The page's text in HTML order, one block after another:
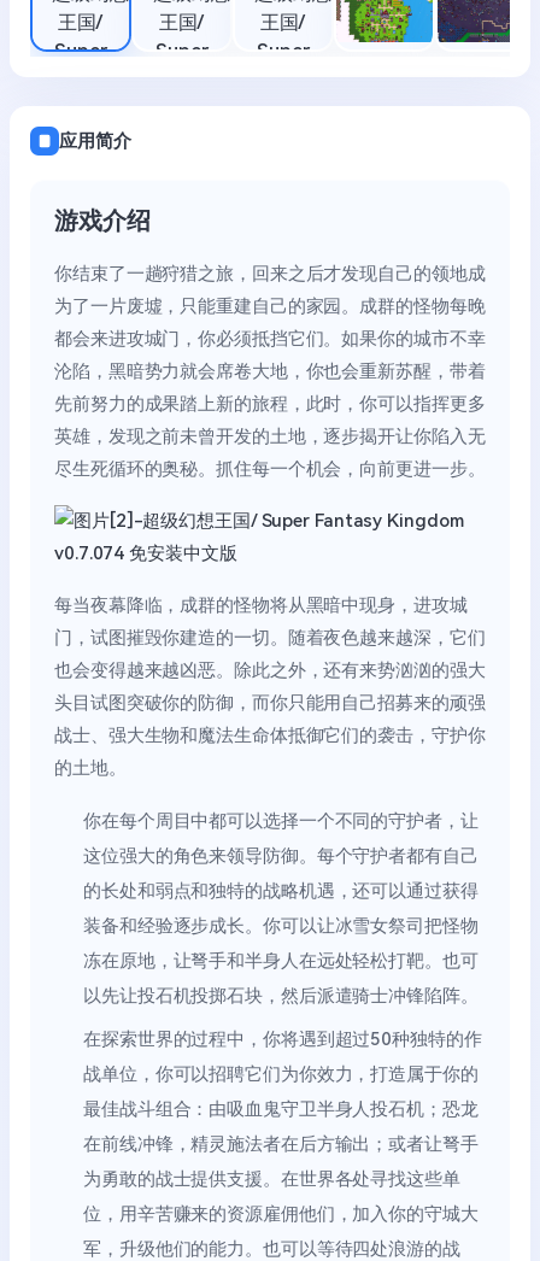
应用简介
游戏介绍
你结束了一趟狩猎之旅，回来之后才发现自己的领地成
为了一片废墟，只能重建自己的家园。成群的怪物每晚
都会来进攻城门，你必须抵挡它们。如果你的城市不幸
沦陷，黑暗势力就会席卷大地，你也会重新苏醒，带着
先前努力的成果踏上新的旅程，此时，你可以指挥更多
英雄，发现之前未曾开发的土地，逐步揭开让你陷入无
尽生死循环的奥秘。抓住每一个机会，向前更进一步。
每当夜幕降临，成群的怪物将从黑暗中现身，进攻城
门，试图摧毁你建造的一切。随着夜色越来越深，它们
也会变得越来越凶恶。除此之外，还有来势汹汹的强大
头目试图突破你的防御，而你只能用自己招募来的顽强
战士、强大生物和魔法生命体抵御它们的袭击，守护你
的土地。
你在每个周目中都可以选择一个不同的守护者，让
这位强大的角色来领导防御。每个守护者都有自己
的长处和弱点和独特的战略机遇，还可以通过获得
装备和经验逐步成长。你可以让冰雪女祭司把怪物
冻在原地，让弩手和半身人在远处轻松打靶。也可
以先让投石机投掷石块，然后派遣骑士冲锋陷阵。
在探索世界的过程中，你将遇到超过50种独特的作
战单位，你可以招聘它们为你效力，打造属于你的
最佳战斗组合：由吸血鬼守卫半身人投石机；恐龙
在前线冲锋，精灵施法者在后方输出；或者让弩手
为勇敢的战士提供支援。在世界各处寻找这些单
位，用辛苦赚来的资源雇佣他们，加入你的守城大
军，升级他们的能力。也可以等待四处浪游的战